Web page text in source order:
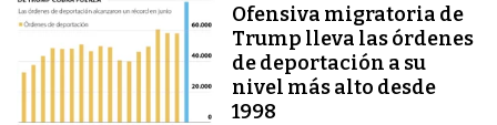
Ofensiva migratoria de
Trump lleva las órdenes
de deportación a su
nivel más alto desde
1998